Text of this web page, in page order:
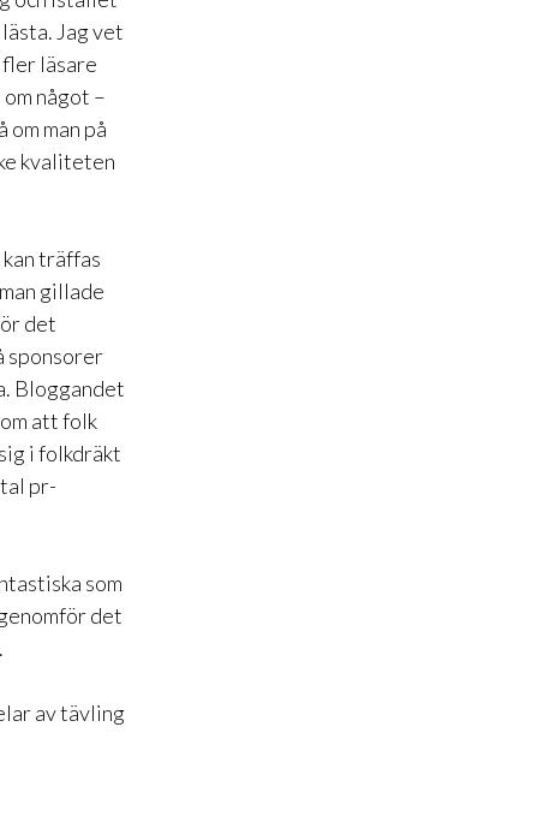
Jag vet
läsare
något –
man på
kvaliteten
träffas
gillade
det
sponsorer
Bloggandet
att folk
i folkdräkt
pr-
som
det
av tävling